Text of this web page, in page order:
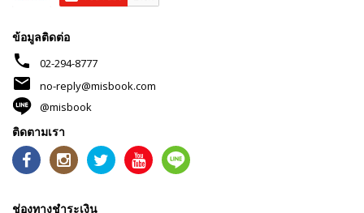
ข้อมูลติดต่อ
phone 02-294-8777
mail
no-reply@misbook.com
@misbook
ติดตามเรา
ช่องทางชำระเงิน